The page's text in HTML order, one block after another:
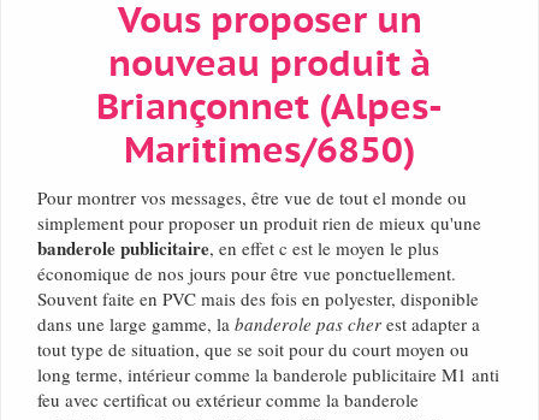
Vous proposer un
nouveau produit à
Briançonnet (Alpes-
Maritimes/6850)
Pour montrer vos messages, être vue de tout el monde ou
simplement pour proposer un produit rien de mieux qu'une
banderole publicitaire, en effet c est le moyen le plus
économique de nos jours pour être vue ponctuellement.
Souvent faite en PVC mais des fois en polyester, disponible
dans une large gamme, la banderole pas cher est adapter a
tout type de situation, que se soit pour du court moyen ou
long terme, intérieur comme la banderole publicitaire M1 anti
feu avec certificat ou extérieur comme la banderole